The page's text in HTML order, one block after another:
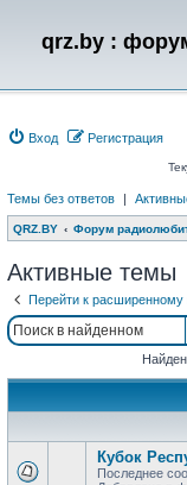
qrz.by :
Вход Регистрация
Темы без ответов |
QRZ.BY Форум
Активные темы
Перейти к расширенному
Кубок
Последнее